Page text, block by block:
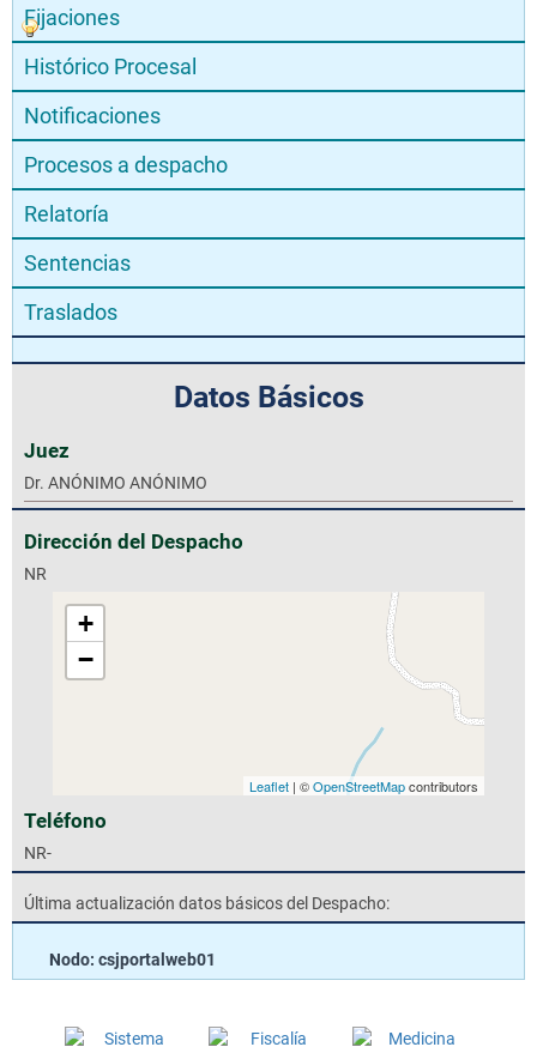
Fijaciones
Histórico Procesal
Notificaciones
Procesos a despacho
Relatoría
Sentencias
Traslados
Datos Básicos
Juez
Dr. ANÓNIMO ANÓNIMO
Dirección del Despacho
NR
+
−
Leaflet| ©OpenStreetMapcontributors
Teléfono
NR-
Última actualización datos básicos del Despacho:
Nodo: csjportalweb01